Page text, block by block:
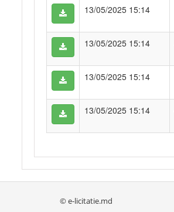
13/05/2025 15:14
13/05/2025 15:14
13/05/2025 15:14
13/05/2025 15:14
© e-licitatie.md